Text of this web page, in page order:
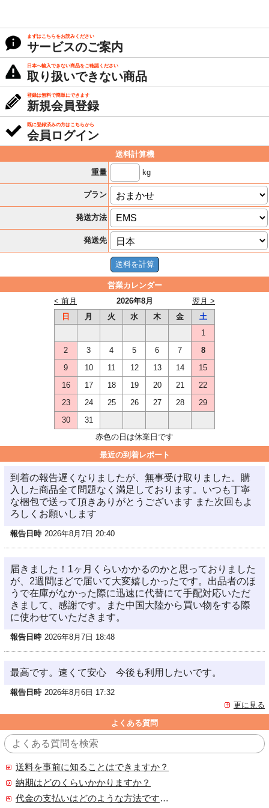
まずはこちらをお読みください
サービスのご案内
日本へ輸入できない商品をご確認ください
取り扱いできない商品
登録は無料で簡単にできます
新規会員登録
既に登録済みの方はこちらから
会員ログイン
送料計算機
重量
kg
プラン
発送方法
発送先
営業カレンダー
2026年8月
< 前月
翌月 >
日
月 火 水 木 金
土
1
2
3 4 5 6 7
8
9
10 11 12 13 14
15
16
17 18 19 20 21
22
23
24 25 26 27 28
29
30
31
赤色の日は休業日です
最近の到着レポート
到着の報告遅くなりましたが、無事受け取りました。購
入した商品全て問題なく満足しております。いつも丁寧
な梱包で送って頂きありがとうございます また次回もよ
ろしくお願いします
報告日時 2026年8月7日 20:40
届きました！1ヶ月くらいかかるのかと思っておりました
が、2週間ほどで届いて大変嬉しかったです。出品者のほ
うで在庫がなかった際に迅速に代替にて手配対応いただ
きまして、感謝です。また中国大陸から買い物をする際
に使わせていただきます。
報告日時 2026年8月7日 18:48
最高です。速くて安心 今後も利用したいです。
報告日時 2026年8月6日 17:32
更に見る
よくある質問
送料を事前に知ることはできますか？
納期はどのくらいかかりますか？
代金の支払いはどのような方法ですか？